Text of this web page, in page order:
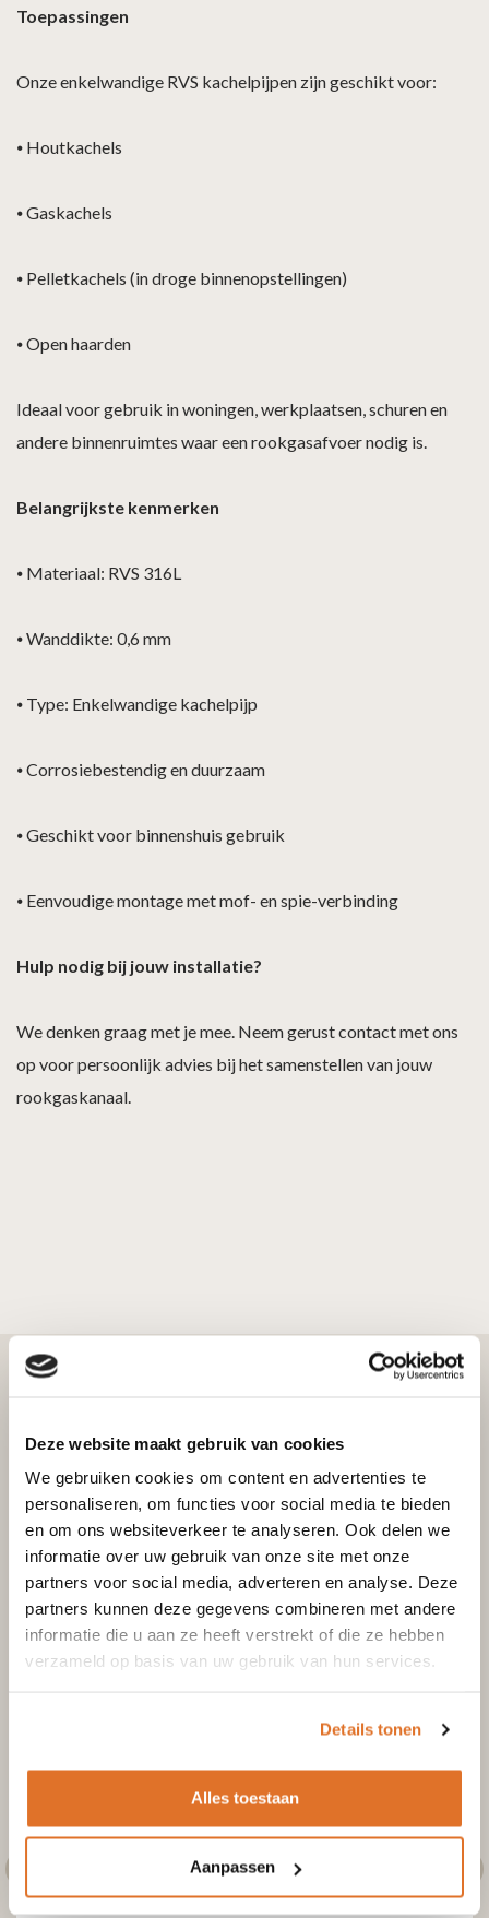
Deze website maakt gebruik van cookies
We gebruiken cookies om content en advertenties te
personaliseren, om functies voor social media te bieden
en om ons websiteverkeer te analyseren. Ook delen we
informatie over uw gebruik van onze site met onze
partners voor social media, adverteren en analyse. Deze
partners kunnen deze gegevens combineren met andere
informatie die u aan ze heeft verstrekt of die ze hebben
verzameld op basis van uw gebruik van hun services.
Details tonen
Alles toestaan
Aanpassen
Toepassingen
Onze enkelwandige RVS kachelpijpen zijn geschikt voor:
⦁ Houtkachels
⦁Gaskachels
⦁ Pelletkachels (in droge binnenopstellingen)
⦁Open haarden
Ideaal voor gebruik in woningen, werkplaatsen, schuren en
andere binnenruimtes waar een rookgasafvoer nodig is.
Belangrijkste kenmerken
⦁ Materiaal: RVS 316L
⦁Wanddikte: 0,6 mm
⦁ Type: Enkelwandige kachelpijp
⦁Corrosiebestendig en duurzaam
⦁Geschikt voor binnenshuis gebruik
⦁ Eenvoudige montage met mof- en spie-verbinding
Hulp nodig bij jouw installatie?
We denken graag met je mee. Neem gerust contact met ons
op voor persoonlijk advies bij het samenstellen van jouw
rookgaskanaal.
Bekijk ook
Enkelwandige kachelpijp RVS
Enkelwandig Trekkap met veegluik – Ø140mm
€ 98,01
Toevoegen aan winkelwagen